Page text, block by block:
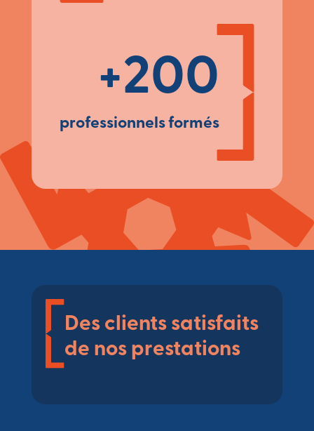
+200
professionnels formés
Des clients satisfaits
de nos prestations